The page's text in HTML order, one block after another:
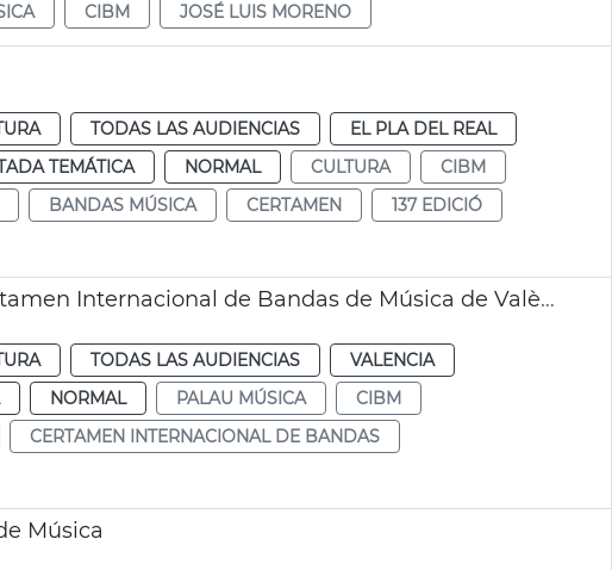
CIBM JOSÉ LUIS MORENO
TODAS LAS AUDIENCIAS
EL PLA DEL REAL
TEMÁTICA NORMAL CULTURA
CIBM
BANDAS MÚSICA CERTAMEN
137 EDICIÓ
Inicios de una nueva edición del Certamen Internacional de Bandas de Música de València
TODAS LAS AUDIENCIAS
VALENCIA
NORMAL PALAU MÚSICA
CIBM
CERTAMEN INTERNACIONAL DE BANDAS
Música